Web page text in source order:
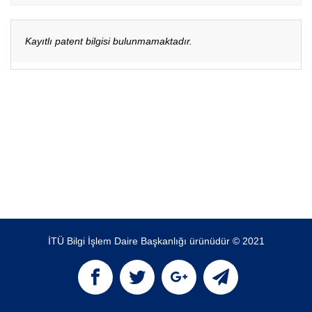
Kayıtlı patent bilgisi bulunmamaktadır.
İTÜ Bilgi İşlem Daire Başkanlığı ürünüdür © 2021